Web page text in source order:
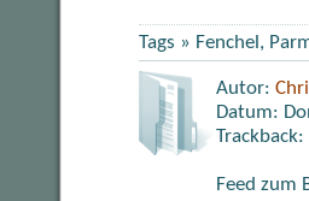
Tags » Fenchel ,
Autor:
Datum:
Trackback:
Feed zum